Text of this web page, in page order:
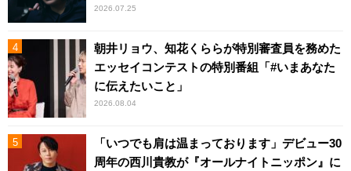
2026.07.25
朝井リョウ、知花くららが特別審査員を務めた
エッセイコンテストの特別番組「#いまあなた
に伝えたいこと」
2026.08.04
「いつでも肩は温まっております」デビュー30
周年の西川貴教が『オールナイトニッポン』に